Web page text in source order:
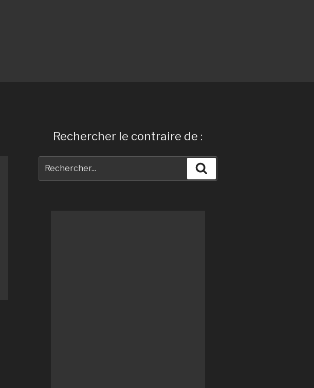
Rechercher le contraire de :
pour